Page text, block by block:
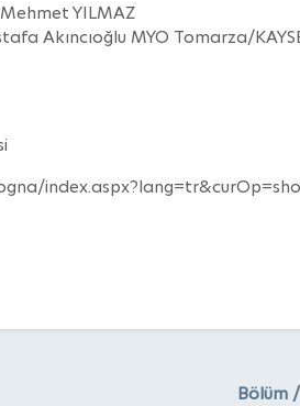
YILMAZ
Akıncıoğlu MYO Tomarza/
Bölüm